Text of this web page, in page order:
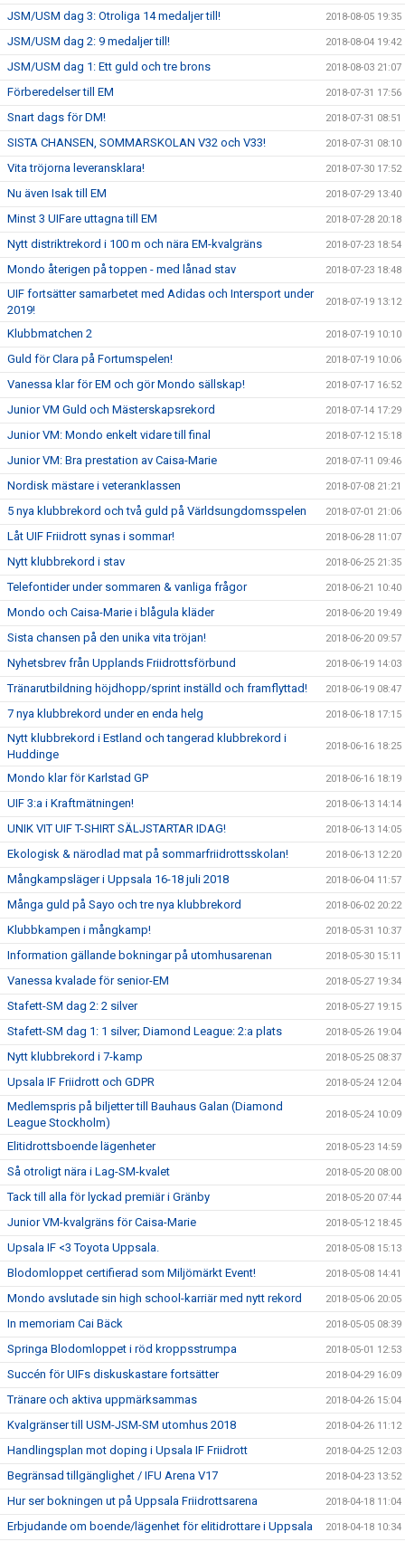
JSM/USM dag 3: Otroliga 14 medaljer till! 2018-08-05 19:35
JSM/USM dag 2: 9 medaljer till! 2018-08-04 19:42
JSM/USM dag 1: Ett guld och tre brons 2018-08-03 21:07
Förberedelser till EM 2018-07-31 17:56
Snart dags för DM! 2018-07-31 08:51
SISTA CHANSEN, SOMMARSKOLAN V32 och V33! 2018-07-31 08:10
Vita tröjorna leveransklara! 2018-07-30 17:52
Nu även Isak till EM 2018-07-29 13:40
Minst 3 UIFare uttagna till EM 2018-07-28 20:18
Nytt distriktrekord i 100 m och nära EM-kvalgräns 2018-07-23 18:54
Mondo återigen på toppen - med lånad stav 2018-07-23 18:48
UIF fortsätter samarbetet med Adidas och Intersport under
2019!
2018-07-19 13:12
Klubbmatchen 2 2018-07-19 10:10
Guld för Clara på Fortumspelen! 2018-07-19 10:06
Vanessa klar för EM och gör Mondo sällskap! 2018-07-17 16:52
Junior VM Guld och Mästerskapsrekord 2018-07-14 17:29
Junior VM: Mondo enkelt vidare till final 2018-07-12 15:18
Junior VM: Bra prestation av Caisa-Marie 2018-07-11 09:46
Nordisk mästare i veteranklassen 2018-07-08 21:21
5 nya klubbrekord och två guld på Världsungdomsspelen 2018-07-01 21:06
Låt UIF Friidrott synas i sommar! 2018-06-28 11:07
Nytt klubbrekord i stav 2018-06-25 21:35
Telefontider under sommaren & vanliga frågor 2018-06-21 10:40
Mondo och Caisa-Marie i blågula kläder 2018-06-20 19:49
Sista chansen på den unika vita tröjan! 2018-06-20 09:57
Nyhetsbrev från Upplands Friidrottsförbund 2018-06-19 14:03
Tränarutbildning höjdhopp/sprint inställd och framflyttad! 2018-06-19 08:47
7 nya klubbrekord under en enda helg 2018-06-18 17:15
Nytt klubbrekord i Estland och tangerad klubbrekord i
Huddinge
2018-06-16 18:25
Mondo klar för Karlstad GP 2018-06-16 18:19
UIF 3:a i Kraftmätningen! 2018-06-13 14:14
UNIK VIT UIF T-SHIRT SÄLJSTARTAR IDAG! 2018-06-13 14:05
Ekologisk & närodlad mat på sommarfriidrottsskolan! 2018-06-13 12:20
Mångkampsläger i Uppsala 16-18 juli 2018 2018-06-04 11:57
Många guld på Sayo och tre nya klubbrekord 2018-06-02 20:22
Klubbkampen i mångkamp! 2018-05-31 10:37
Information gällande bokningar på utomhusarenan 2018-05-30 15:11
Vanessa kvalade för senior-EM 2018-05-27 19:34
Stafett-SM dag 2: 2 silver 2018-05-27 19:15
Stafett-SM dag 1: 1 silver; Diamond League: 2:a plats 2018-05-26 19:04
Nytt klubbrekord i 7-kamp 2018-05-25 08:37
Upsala IF Friidrott och GDPR 2018-05-24 12:04
Medlemspris på biljetter till Bauhaus Galan (Diamond
League Stockholm)
2018-05-24 10:09
Elitidrottsboende lägenheter 2018-05-23 14:59
Så otroligt nära i Lag-SM-kvalet 2018-05-20 08:00
Tack till alla för lyckad premiär i Gränby 2018-05-20 07:44
Junior VM-kvalgräns för Caisa-Marie 2018-05-12 18:45
Upsala IF <3 Toyota Uppsala. 2018-05-08 15:13
Blodomloppet certifierad som Miljömärkt Event! 2018-05-08 14:41
Mondo avslutade sin high school-karriär med nytt rekord 2018-05-06 20:05
In memoriam Cai Bäck 2018-05-05 08:39
Springa Blodomloppet i röd kroppsstrumpa 2018-05-01 12:53
Succén för UIFs diskuskastare fortsätter 2018-04-29 16:09
Tränare och aktiva uppmärksammas 2018-04-26 15:04
Kvalgränser till USM-JSM-SM utomhus 2018 2018-04-26 11:12
Handlingsplan mot doping i Upsala IF Friidrott 2018-04-25 12:03
Begränsad tillgänglighet / IFU Arena V17 2018-04-23 13:52
Hur ser bokningen ut på Uppsala Friidrottsarena 2018-04-18 11:04
Erbjudande om boende/lägenhet för elitidrottare i Uppsala 2018-04-18 10:34